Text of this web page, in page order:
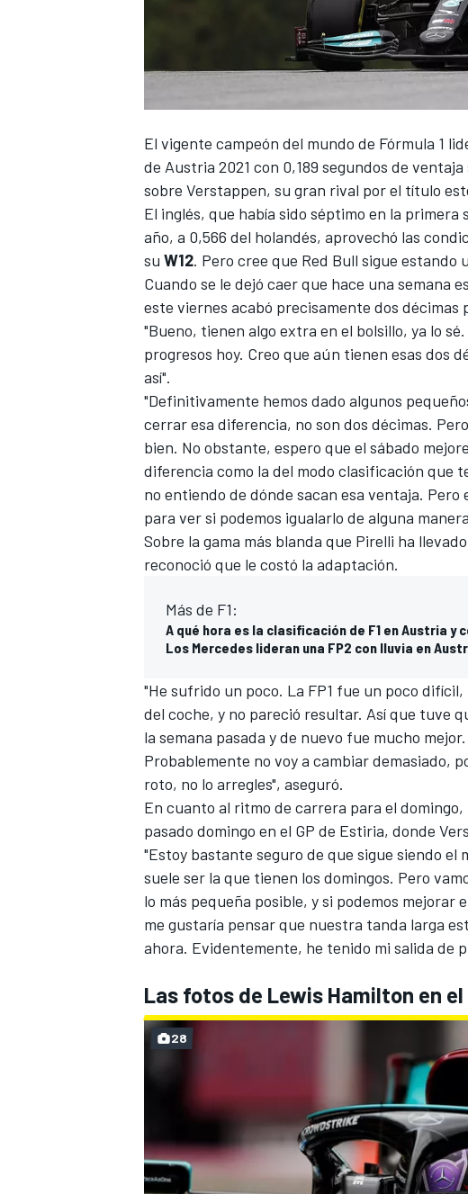
MÁS CATEGORÍAS
El vigente campeón del mundo de Fórmula 1
de Austria 2021 con 0,189 segundos de
sobre Verstappen, su gran rival por el título
El inglés, que había sido séptimo en la
año, a 0,566 del holandés, aprovechó las
su W12. Pero cree que Red Bull sigue estando
Cuando se le dejó caer que hace una semana
este viernes acabó precisamente dos décimas
"Bueno, tienen algo extra en el bolsillo, ya lo
progresos hoy. Creo que aún tienen esas dos
así".
"Definitivamente hemos dado algunos
cerrar esa diferencia, no son dos décimas.
bien. No obstante, espero que el sábado
diferencia como la del modo clasificación que
no entiendo de dónde sacan esa ventaja.
para ver si podemos igualarlo de alguna
Sobre la gama más blanda que Pirelli ha
reconoció que le costó la adaptación.
Más de F1:
A qué hora es la clasificación de F1 en Austria y
Los Mercedes lideran una FP2 con lluvia en
"He sufrido un poco. La FP1 fue un poco
del coche, y no pareció resultar. Así que tuve
la semana pasada y de nuevo fue mucho
Probablemente no voy a cambiar demasiado,
roto, no lo arregles", aseguró.
En cuanto al ritmo de carrera para el
pasado domingo en el GP de Estiria, donde
"Estoy bastante seguro de que sigue siendo
suele ser la que tienen los domingos. Pero
lo más pequeña posible, y si podemos mejorar
me gustaría pensar que nuestra tanda larga
ahora. Evidentemente, he tenido mi salida de
Las fotos de Lewis Hamilton en
28